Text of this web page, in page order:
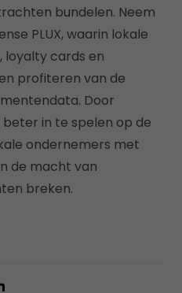
bundelen. Neem
PLUX, waarin lokale
loyalty cards en
profiteren van de
Door
in te spelen op de
ondernemers met
de macht van
breken.